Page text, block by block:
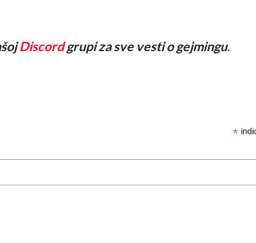
Discordgrupi za sve vesti o gejmingu.
*